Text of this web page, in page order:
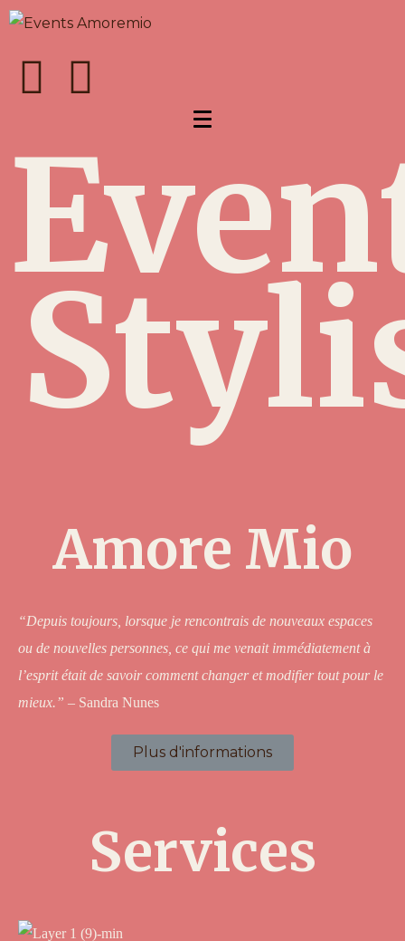
Amore Mio
“Depuis toujours, lorsque je rencontrais de nouveaux espaces
ou de nouvelles personnes, ce qui me venait immédiatement à
l’esprit était de savoir comment changer et modifier tout pour le
mieux.” – Sandra Nunes
Plus d'informations
Services